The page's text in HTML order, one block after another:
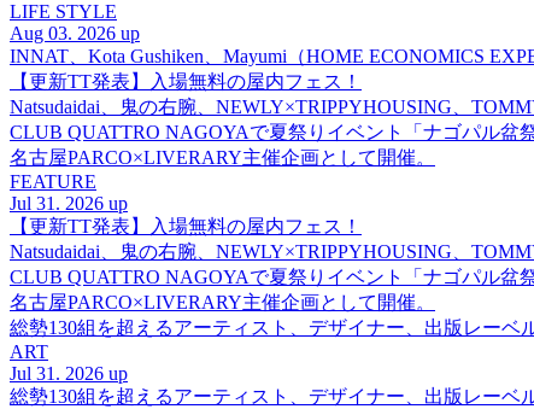
LIFE STYLE
Aug 03. 2026 up
INNAT、Kota Gushiken、Mayumi（HOME ECONOMICS
【更新TT発表】入場無料の屋内フェス！
Natsudaidai、鬼の右腕、NEWLY×TRIPPYHOUSING、
CLUB QUATTRO NAGOYAで夏祭りイベント「ナゴパル盆
名古屋PARCO×LIVERARY主催企画として開催。
FEATURE
Jul 31. 2026 up
【更新TT発表】入場無料の屋内フェス！
Natsudaidai、鬼の右腕、NEWLY×TRIPPYHOUSING、
CLUB QUATTRO NAGOYAで夏祭りイベント「ナゴパル盆
名古屋PARCO×LIVERARY主催企画として開催。
総勢130組を超えるアーティスト、デザイナー、出版レーベ
ART
Jul 31. 2026 up
総勢130組を超えるアーティスト、デザイナー、出版レーベ